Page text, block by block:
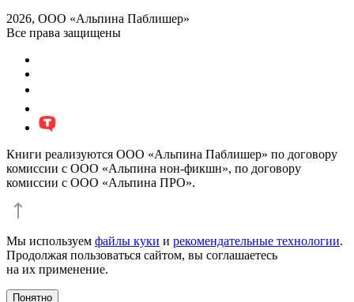
2026, ООО «Альпина Паблишер»
Все права защищены
Книги реализуются ООО «Альпина Паблишер» по договору
комиссии с ООО «Альпина нон-фикшн», по договору
комиссии с ООО «Альпина ПРО».
Мы используем файлы куки и рекомендательные технологии.
Продолжая пользоваться сайтом, вы соглашаетесь
на их применение.
Понятно